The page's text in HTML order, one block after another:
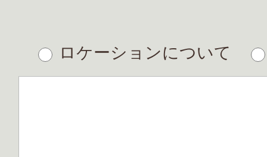
ロケーションについて